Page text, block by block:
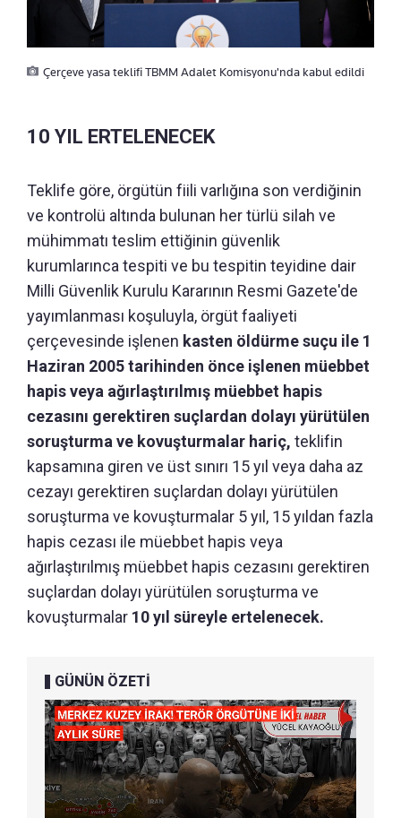
Çerçeve yasa teklifi TBMM Adalet Komisyonu'nda kabul edildi
10 YIL ERTELENECEK
Teklife göre, örgütün fiili varlığına son verdiğinin
ve kontrolü altında bulunan her türlü silah ve
mühimmatı teslim ettiğinin güvenlik
kurumlarınca tespiti ve bu tespitin teyidine dair
Milli Güvenlik Kurulu Kararının Resmi Gazete'de
yayımlanması koşuluyla, örgüt faaliyeti
çerçevesinde işlenen kasten öldürme suçu ile 1
Haziran 2005 tarihinden önce işlenen müebbet
hapis veya ağırlaştırılmış müebbet hapis
cezasını gerektiren suçlardan dolayı yürütülen
soruşturma ve kovuşturmalar hariç, teklifin
kapsamına giren ve üst sınırı 15 yıl veya daha az
cezayı gerektiren suçlardan dolayı yürütülen
soruşturma ve kovuşturmalar 5 yıl, 15 yıldan fazla
hapis cezası ile müebbet hapis veya
ağırlaştırılmış müebbet hapis cezasını gerektiren
suçlardan dolayı yürütülen soruşturma ve
kovuşturmalar 10 yıl süreyle ertelenecek.
GÜNÜN ÖZETİ